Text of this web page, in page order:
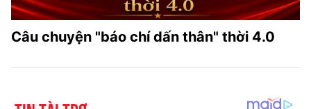
Câu chuyện "báo chí dấn thân" thời 4.0